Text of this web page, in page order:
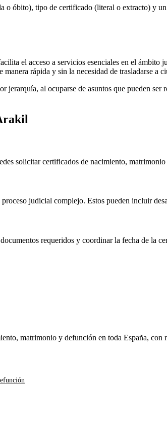
óbito), tipo de certificado (literal o extracto) y
el acceso a servicios esenciales en el
rápida y sin la necesidad de trasladarse a
al ocuparse de asuntos que pueden
solicitar certificados de nacimiento,
judicial complejo. Estos pueden incluir
requeridos y coordinar la fecha de la
matrimonio y defunción en toda España, con